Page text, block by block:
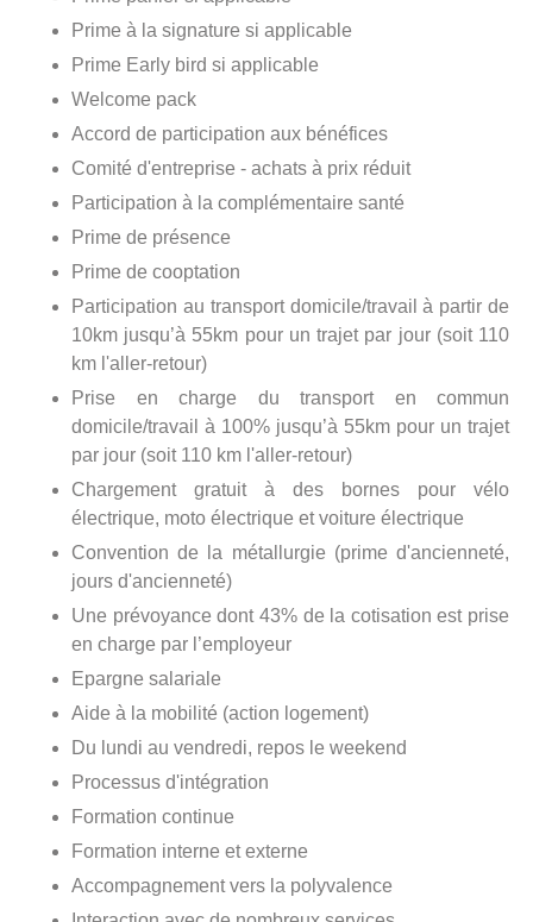
Prime à la signature si applicable
Prime Early bird si applicable
Welcome pack
Accord de participation aux bénéfices
Comité d'entreprise - achats à prix réduit
Participation à la complémentaire santé
Prime de présence
Prime de cooptation
Participation au transport domicile/travail à partir de
10km jusqu’à 55km pour un trajet par jour (soit 110
km l'aller-retour)
Prise en charge du transport en commun
domicile/travail à 100% jusqu’à 55km pour un trajet
par jour (soit 110 km l'aller-retour)
Chargement gratuit à des bornes pour vélo
électrique, moto électrique et voiture électrique
Convention de la métallurgie (prime d'ancienneté,
jours d'ancienneté)
Une prévoyance dont 43% de la cotisation est prise
en charge par l’employeur
Epargne salariale
Aide à la mobilité (action logement)
Du lundi au vendredi, repos le weekend
Processus d'intégration
Formation continue
Formation interne et externe
Accompagnement vers la polyvalence